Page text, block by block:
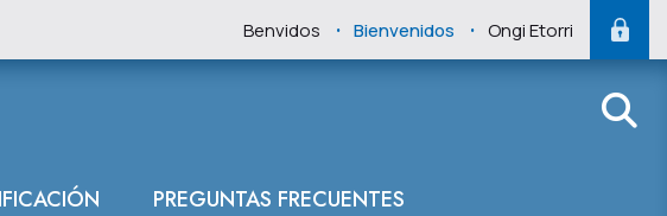
Benvidos . Bienvenidos . Ongi Etorri
PREGUNTAS FRECUENTES